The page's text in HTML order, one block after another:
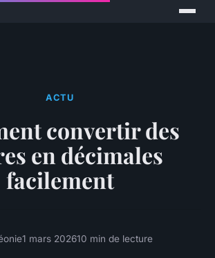
ACTU
convertir des
en décimales
facilement
1 mars 202610 min de lecture